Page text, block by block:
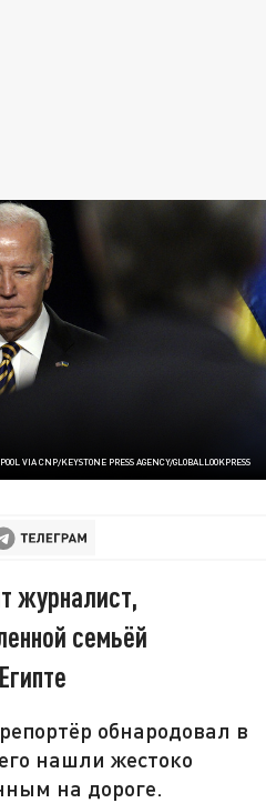
VIA CNP/KEYSTONE PRESS AGENCY/GLOBALLOOKPRESS
журналист,
семьёй
обнародовал в
нашли жестоко
на дороге.